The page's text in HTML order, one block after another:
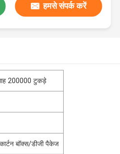
हमसे संपर्क करें
200000 टुकड़े
बॉक्स/डीजी पैकेज